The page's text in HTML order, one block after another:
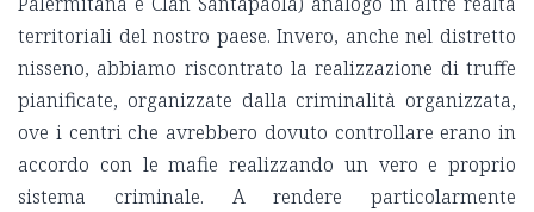
territoriali del nostro paese. Invero, anche nel distretto
nisseno, abbiamo riscontrato la realizzazione di truffe
pianificate, organizzate dalla criminalità organizzata,
ove i centri che avrebbero dovuto controllare erano in
accordo con le mafie realizzando un vero e proprio
sistema criminale. A rendere particolarmente